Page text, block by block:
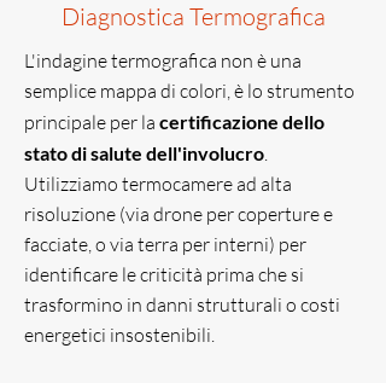
Diagnostica Termografica
L'indagine termografica non è una
semplice mappa di colori, è lo strumento
principale per la certificazione dello
stato di salute dell'involucro.
Utilizziamo termocamere ad alta
risoluzione (via drone per coperture e
facciate, o via terra per interni) per
identificare le criticità prima che si
trasformino in danni strutturali o costi
energetici insostenibili.